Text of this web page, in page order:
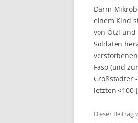
Darm-
einem Kind
von Ötzi und
Soldaten
Faso (und
Großstädter
letzten <100
Dieser Beitrag